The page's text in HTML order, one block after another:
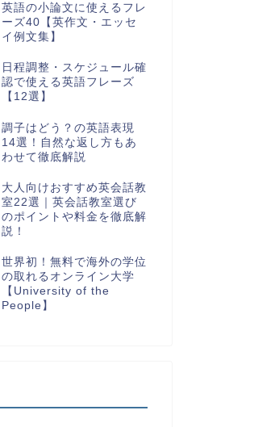
英語の小論文に使えるフレ
ーズ40【英作文・エッセ
イ例文集】
日程調整・スケジュール確
認で使える英語フレーズ
【12選】
調子はどう？の英語表現
14選！自然な返し方もあ
わせて徹底解説
大人向けおすすめ英会話教
室22選｜英会話教室選び
のポイントや料金を徹底解
説！
世界初！無料で海外の学位
の取れるオンライン大学
【University of the
People】